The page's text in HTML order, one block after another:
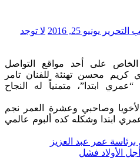
يونيو 25, 2016
لا توجد
على أحد مواقع التواصل
كريم محسن تهنئة للفنان تامر
ابتدا”، متمنياً له النجاح
وصاحبي وعشرة العمر نجم
ابتدا وشكله كده ألبوم عالمي
عمر عبد العزيز
الأولاد فشل